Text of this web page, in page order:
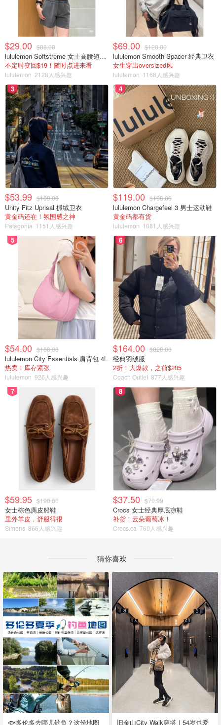
$29.00 $88.00
lululemon Softstreme 女士高腰短裤 10cm
不定时变回$19！随时点进来看
lululemon 2128人感兴趣
$69.00 $128.00
lululemon Smooth Spacer 经典卫衣
女生穿出oversized风
lululemon 1168人感兴趣
3
$53.99 $109.00
Unity Fitz Uprisal 抓绒卫衣
黄金码还在！氛围感之神
Patagonia 1151人感兴趣
4
$119.00 $198.00
lululemon Chargefeel 3 男士运动鞋
黄金码都有货
lululemon 1081人感兴趣
5
$54.00 $108.00
lululemon City Essentials 肩背包 4L
热卖！库存紧张
lululemon 926人感兴趣
6
$164.00 $820.00
经典羽绒服
2折！大爆款，之前$205
Coach Outlet 877人感兴趣
7
$59.95 $190.00
女士棕色麂皮船鞋
里外羊皮，舒服得很
Simons 866人感兴趣
8
$37.50 $79.99
Crocs 女士经典厚底凉鞋
补货！云朵葡萄冰！
Crocs.ca 760人感兴趣
猜你喜欢
🐟多伦多去哪儿钓鱼？这份地图 旧金山City Walk穿搭｜54岁也爱